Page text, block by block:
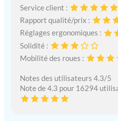
Service client :
Rapport qualité/prix :
Réglages ergonomiques :
Solidité :
Mobilité des roues :
Notes des utilisateurs 4.3/5
Note de 4.3 pour 16294